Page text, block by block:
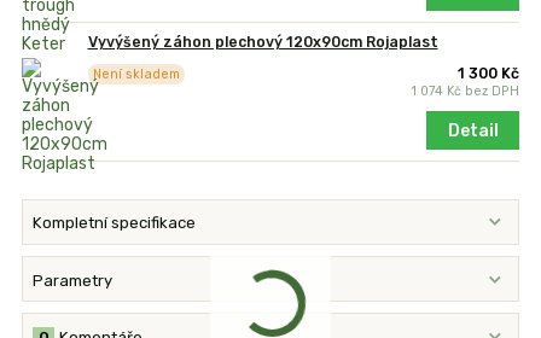
Vyvýšený záhon plechový 120x90cm Rojaplast
1 300 Kč
1 074 Kč bez DPH
Není skladem
Detail
Kompletní specifikace
Parametry